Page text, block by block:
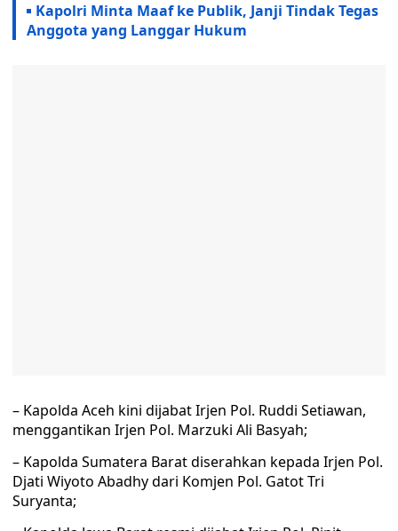
Kapolri Minta Maaf ke Publik, Janji Tindak Tegas
Anggota yang Langgar Hukum
– Kapolda Aceh kini dijabat Irjen Pol. Ruddi Setiawan,
menggantikan Irjen Pol. Marzuki Ali Basyah;
– Kapolda Sumatera Barat diserahkan kepada Irjen Pol.
Djati Wiyoto Abadhy dari Komjen Pol. Gatot Tri
Suryanta;